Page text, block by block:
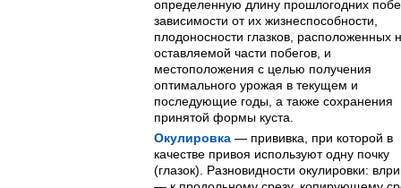
определенную длину прошлогодних
зависимости от их жизнеспособности,
плодоносности глазков, расположенных
оставляемой части побегов, и
местоположения с целью получения
оптимального урожая в текущем и
последующие годы, а также сохранения
принятой формы куста.
Окулировка — прививка, при кото­рой в
качестве привоя используют одну почку
(глазок). Разновидности окулировки: